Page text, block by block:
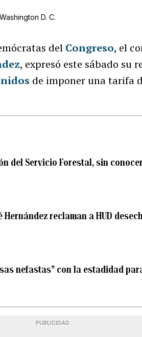
D. C.
del Congreso, el
, expresó este sábado su
de imponer una tarifa
del Servicio Forestal, sin
reclaman a HUD
nefastas” con la estadidad
PUBLICIDAD